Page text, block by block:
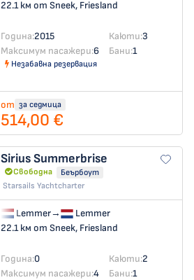
22.1 км от Sneek, Friesland
Година:2015 Каюти:3
Максимум пасажери:6 Бани:1
Незабавна резервация
от за седмица
514,00 €
SiriusSummerbrise
Свободна
Беърбоут
Starsails Yachtcharter
Lemmer→
Lemmer
22.1 км от Sneek, Friesland
Година:0 Каюти:2
Максимум пасажери:4 Бани:1